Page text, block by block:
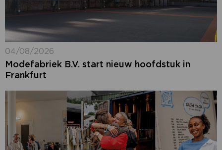
04/08/2026
Modefabriek B.V. start nieuw hoofdstuk in
Frankfurt